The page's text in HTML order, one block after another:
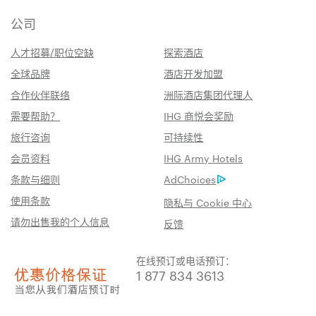
公司
人才招募/职位空缺
探索酒店
全球品牌
酒店开发加盟
合作伙伴联络
洲际酒店集团代理人
需要帮助？
IHG 商悦会奖励
旅行咨询
可持续性
会员资料
IHG Army Hotels
条款与细则
AdChoices
使用条款
隐私与 Cookie 中心
请勿出售我的个人信息
反馈
在线预订或电话预订：
1 877 834 3613